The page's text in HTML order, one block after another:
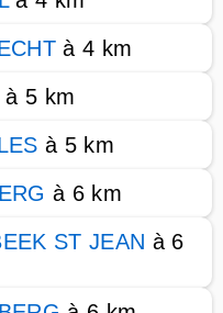
à 4 km
à 5 km
à 5 km
à 6 km
ST JEAN à 6